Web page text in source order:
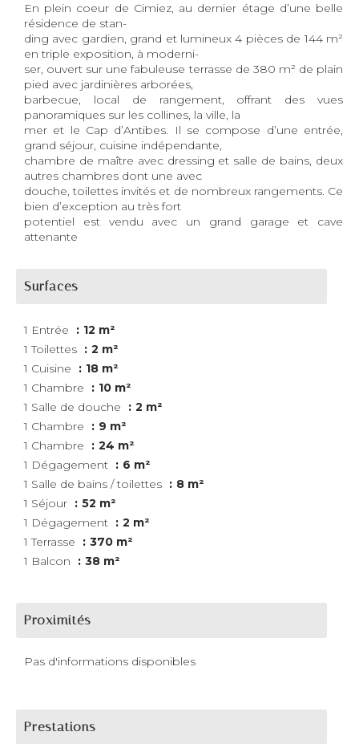
En plein coeur de Cimiez, au dernier étage d’une belle
résidence de stan-
ding avec gardien, grand et lumineux 4 pièces de 144 m²
en triple exposition, à moderni-
ser, ouvert sur une fabuleuse terrasse de 380 m² de plain
pied avec jardinières arborées,
barbecue, local de rangement, offrant des vues
panoramiques sur les collines, la ville, la
mer et le Cap d’Antibes. Il se compose d’une entrée,
grand séjour, cuisine indépendante,
chambre de maître avec dressing et salle de bains, deux
autres chambres dont une avec
douche, toilettes invités et de nombreux rangements. Ce
bien d’exception au très fort
potentiel est vendu avec un grand garage et cave
attenante
Surfaces
1 Entrée
12 m²
1 Toilettes
2 m²
1 Cuisine
18 m²
1 Chambre
10 m²
1 Salle de douche
2 m²
1 Chambre
9 m²
1 Chambre
24 m²
1 Dégagement
6 m²
1 Salle de bains / toilettes
8 m²
1 Séjour
52 m²
1 Dégagement
2 m²
1 Terrasse
370 m²
1 Balcon
38 m²
Proximités
Pas d'informations disponibles
Prestations